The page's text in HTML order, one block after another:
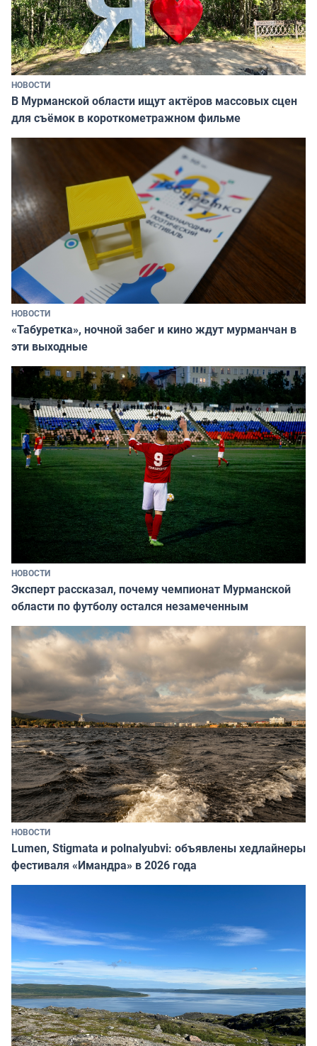
НОВОСТИ
В Мурманской области ищут актёров массовых сцен
для съёмок в короткометражном фильме
НОВОСТИ
«Табуретка», ночной забег и кино ждут мурманчан в
эти выходные
НОВОСТИ
Эксперт рассказал, почему чемпионат Мурманской
области по футболу остался незамеченным
НОВОСТИ
Lumen, Stigmata и polnalyubvi: объявлены хедлайнеры
фестиваля «Имандра» в 2026 года